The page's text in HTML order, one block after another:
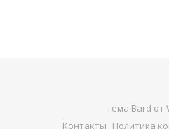
тема Bard от
Контакты Политика